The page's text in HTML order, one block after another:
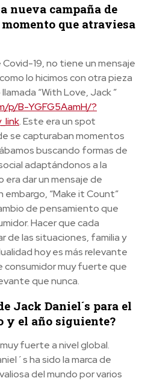
nueva campaña de
que atraviesa
19, no tiene un mensaje
lo hicimos con otra pieza
“With Love, Jack ”
p/B-YGFG5AamH/?
. Este era un spot
se capturaban momentos
buscando formas de
adaptándonos a la
era dar un mensaje de
embargo, “Make it Count”
de pensamiento que
Hacer que cada
las situaciones, familia y
hoy es más relevante
consumidor muy fuerte que
que nunca.
Jack Daniel´s para el
y el año siguiente?
fuerte a nivel global.
ha sido la marca de
del mundo por varios